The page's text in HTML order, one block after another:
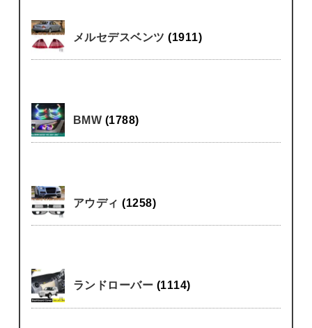
メルセデスベンツ(1911)
BMW (1788)
アウディ(1258)
ランドローバー (1114)